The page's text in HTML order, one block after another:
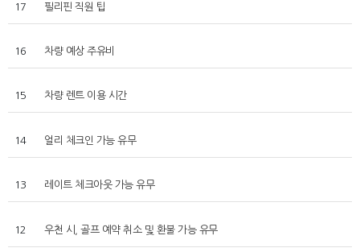
17 필리핀 직원 팁
16 차량 예상 주유비
15 차량 렌트 이용 시간
14 얼리 체크인 가능 유무
13 레이트 체크아웃 가능 유무
12 우천 시, 골프 예약 취소 및 환불 가능 유무